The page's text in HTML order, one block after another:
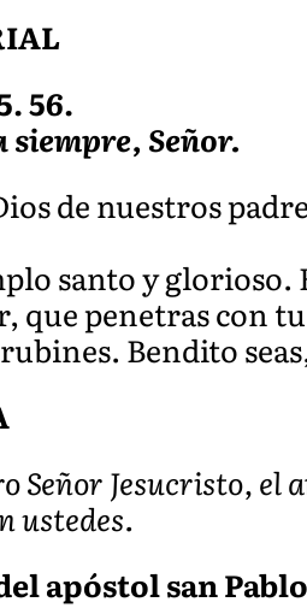
56.
Señor.
de nuestros
santo y
que penetras con
Bendito
Señor Jesucristo,
ustedes.
apóstol san